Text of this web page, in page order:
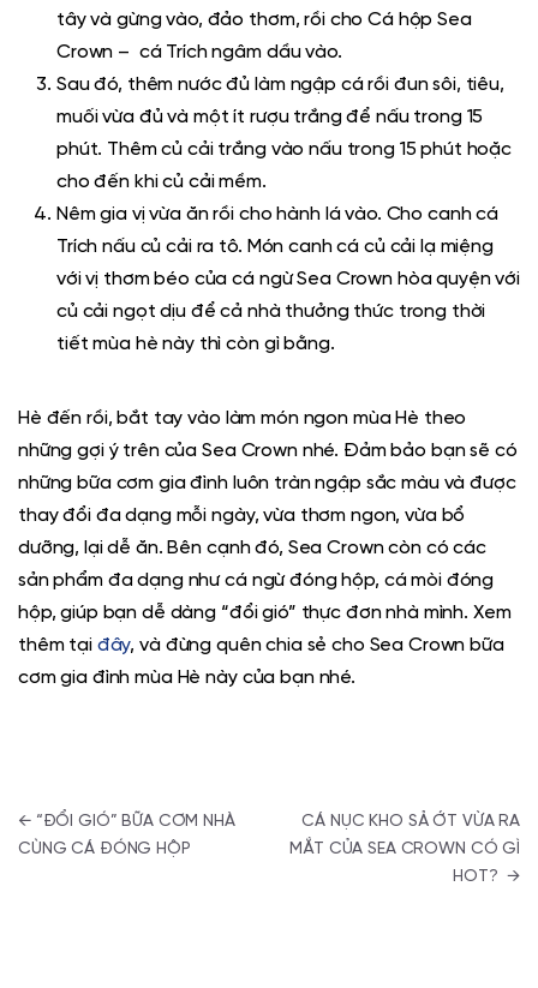
tây và gừng vào, đảo thơm, rồi choCá hộp Sea
Crown – cá Trích ngâm dầu vào.
Sau đó, thêm nước đủ làm ngập cá rồi đun sôi, tiêu,
muối vừa đủ và một ít rượu trắng để nấu trong 15
phút. Thêm củ cải trắng vào nấu trong 15 phút hoặc
cho đến khi củ cải mềm.
Nêm gia vị vừa ăn rồi cho hành lá vào. Cho canh cá
Trích nấu củ cải ra tô. Món canh cá củ cải lạ miệng
với vị thơm béo của cá ngừ Sea Crown hòa quyện với
củ cải ngọt dịu để cả nhà thưởng thức trong thời
tiết mùa hè này thì còn gì bằng.
Hè đến rồi, bắt tay vào làm món ngon mùa Hè theo
những gợi ý trên của Sea Crown nhé. Đảm bảo bạn sẽ có
những bữa cơm gia đình luôn tràn ngập sắc màu và được
thay đổi đa dạng mỗi ngày, vừa thơm ngon, vừa bổ
dưỡng, lại dễ ăn. Bên cạnh đó, Sea Crown còn có các
sản phẩm đa dạng nhưcá ngừ đóng hộp, cá mòi đóng
hộp, giúp bạn dễ dàng “đổi gió” thực đơn nhà mình. Xem
thêm tại đây, và đừng quên chia sẻ cho Sea Crown bữa
cơm gia đình mùa Hè này của bạn nhé.
Điều hướng bài viết
←“ĐỔI GIÓ” BỮA CƠM NHÀ
CÙNG CÁ ĐÓNG HỘP
CÁ NỤC KHO SẢ ỚT VỪA RA
MẮT CỦA SEA CROWN CÓ GÌ
HOT?→